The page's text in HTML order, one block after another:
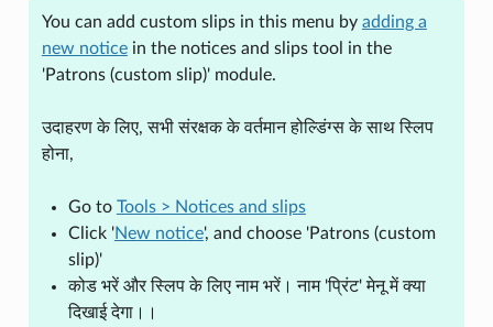
You can add custom slips in this menu by adding a
new noticein the notices and slips tool in the
'Patrons (custom slip)' module.
उदाहरण के लिए, सभी संरक्षक के वर्तमान होल्डिंग्स के साथ स्लिप
होना,
Go to Tools > Notices and slips
Click 'New notice', and choose 'Patrons (custom
slip)'
कोड भरें और स्लिप के लिए नाम भरें। नाम 'प्रिंट' मेनू में क्या
दिखाई देगा।।